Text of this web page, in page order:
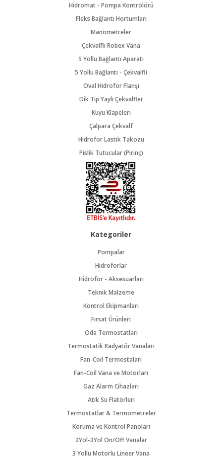
Hidromat - Pompa Kontrolörü
Fleks Bağlantı Hortumları
Manometreler
Çekvalfli Robex Vana
5 Yollu Bağlantı Aparatı
5 Yollu Bağlantı - Çekvalfli
Oval Hidrofor Flanşı
Dik Tip Yaylı Çekvalfler
Kuyu Klapeleri
Çalpara Çekvalf
Hidrofor Lastik Takozu
Pislik Tutucular (Pirinç)
Kategoriler
Pompalar
Hidroforlar
Hidrofor - Aksesuarları
Teknik Malzeme
Kontrol Ekipmanları
Fırsat Ürünleri
Oda Termostatları
Termostatik Radyatör Vanaları
Fan-Coil Termostaları
Fan-Coil Vana ve Motorları
Gaz Alarm Cihazları
Atık Su Flatörleri
Termostatlar & Termometreler
Koruma ve Kontrol Panoları
2Yol-3Yol On/Off Vanalar
3 Yollu Motorlu Lineer Vana